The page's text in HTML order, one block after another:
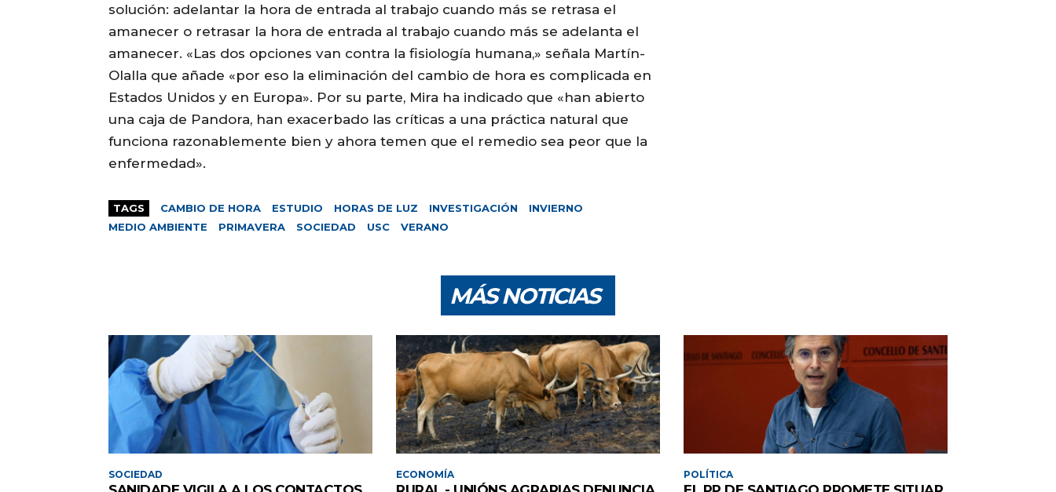
solución: adelantar la hora de entrada al trabajo cuando más se retrasa el
amanecer o retrasar la hora de entrada al trabajo cuando más se adelanta el
amanecer. «Las dos opciones van contra la fisiología humana,» señala Martín-
Olalla que añade «por eso la eliminación del cambio de hora es complicada en
Estados Unidos y en Europa». Por su parte, Mira ha indicado que «han abierto
una caja de Pandora, han exacerbado las críticas a una práctica natural que
funciona razonablemente bien y ahora temen que el remedio sea peor que la
enfermedad».
TAGS CAMBIO DE HORA ESTUDIO HORAS DE LUZ INVESTIGACIÓN
INVIERNO
MEDIO AMBIENTE
PRIMAVERA SOCIEDAD USC VERANO
MÁS NOTICIAS
SOCIEDAD ECONOMÍA POLÍTICA